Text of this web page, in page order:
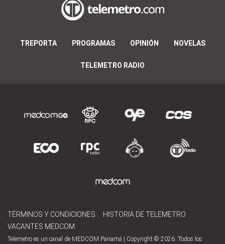
TREPORTA PROGRAMAS OPINIÓN NOVELAS
TELEMETRO RADIO
TÉRMINOS Y CONDICIONES
HISTORIA DE TELEMETRO
VACANTES MEDCOM
Telemetro es un canal de MEDCOM Panamá | Copyright © 2026. Todos los